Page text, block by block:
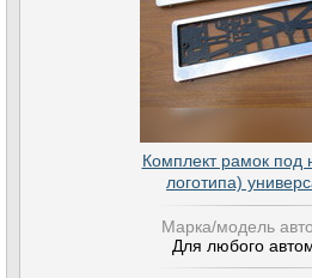
Комплект рамок под
логотипа)
Марка/модель
Для любого